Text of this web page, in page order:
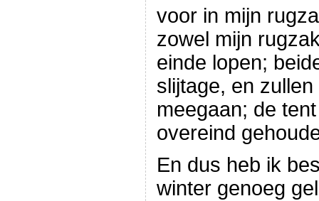
voor in mijn
zowel mijn
einde lopen;
slijtage, en
meegaan; de
overeind
En dus heb ik
winter genoeg